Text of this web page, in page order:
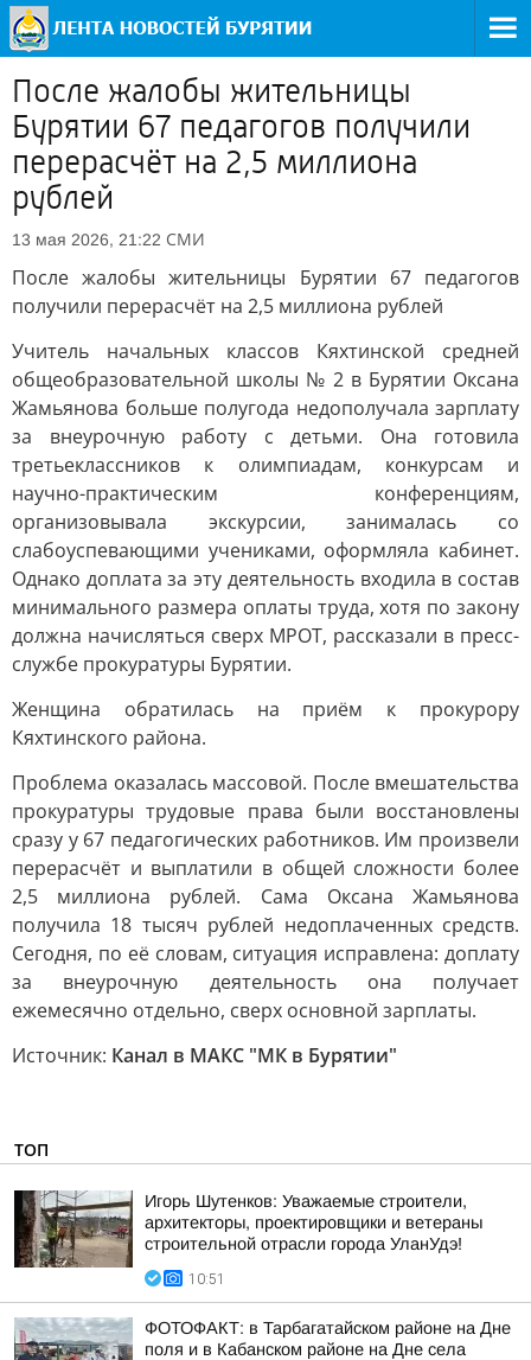
После жалобы жительницы
Бурятии 67 педагогов получили
перерасчёт на 2,5 миллиона
рублей
13 мая 2026, 21:22 СМИ
После жалобы жительницы Бурятии 67 педагогов
получили перерасчёт на 2,5 миллиона рублей
Учитель начальных классов Кяхтинской средней
общеобразовательной школы № 2 в Бурятии Оксана
Жамьянова больше полугода недополучала зарплату
за внеурочную работу с детьми. Она готовила
третьеклассников к олимпиадам, конкурсам и
научно-практическим конференциям,
организовывала экскурсии, занималась со
слабоуспевающими учениками, оформляла кабинет.
Однако доплата за эту деятельность входила в состав
минимального размера оплаты труда, хотя по закону
должна начисляться сверх МРОТ, рассказали в пресс-
службе прокуратуры Бурятии.
Женщина обратилась на приём к прокурору
Кяхтинского района.
Проблема оказалась массовой. После вмешательства
прокуратуры трудовые права были восстановлены
сразу у 67 педагогических работников. Им произвели
перерасчёт и выплатили в общей сложности более
2,5 миллиона рублей. Сама Оксана Жамьянова
получила 18 тысяч рублей недоплаченных средств.
Сегодня, по её словам, ситуация исправлена: доплату
за внеурочную деятельность она получает
ежемесячно отдельно, сверх основной зарплаты.
Источник: Канал в МАКС "МК в Бурятии"
ТОП
Игорь Шутенков: Уважаемые строители,
архитекторы, проектировщики и ветераны
строительной отрасли города УланУдэ!
10:51
ФОТОФАКТ: в Тарбагатайском районе на Дне
поля и в Кабанском районе на Дне села